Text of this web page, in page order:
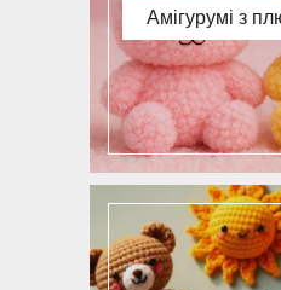
Амігурумі з